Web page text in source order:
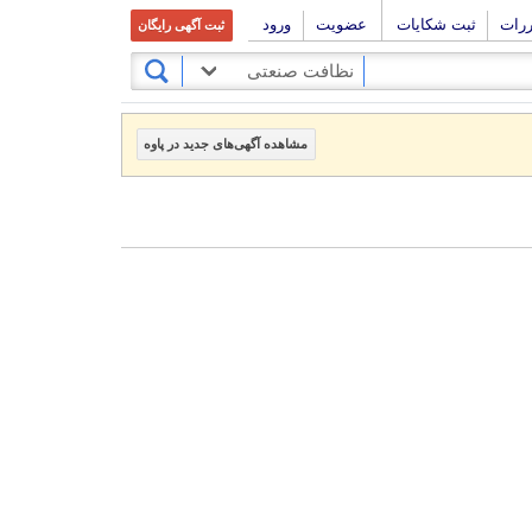
ثبت شکایات عضویت ورود ثبت آگهی رایگان
نظافت صنعتی
مشاهده آگهی‌های جدید در پاوه